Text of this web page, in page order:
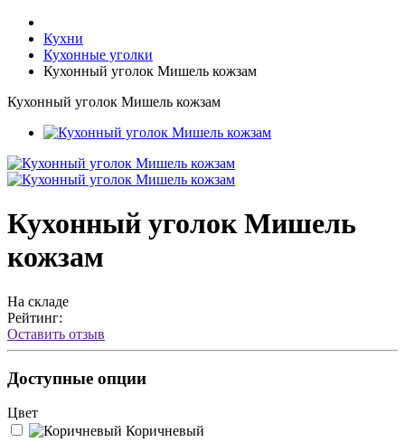
Кухни
Кухонные уголки
Кухонный уголок Мишель кожзам
Кухонный уголок Мишель кожзам
Кухонный уголок Мишель
кожзам
На складе
Рейтинг:
Оставить отзыв
Доступные опции
Цвет
Коричневый